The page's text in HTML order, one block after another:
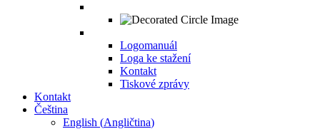
Logomanuál
Loga ke stažení
Kontakt
Tiskové zprávy
Kontakt
Čeština
English (Angličtina)